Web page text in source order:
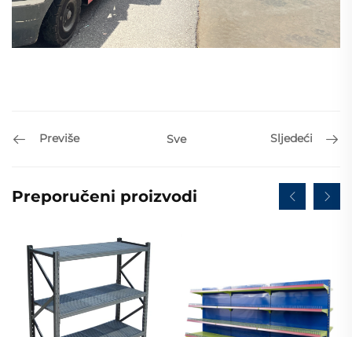
Previše Sve Sljedeći
Preporučeni proizvodi